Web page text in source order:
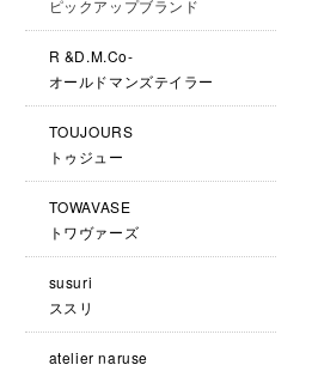
ピックアップブランド
R &D.M.Co-
オールドマンズテイラー
TOUJOURS
トゥジュー
TOWAVASE
トワヴァーズ
susuri
ススリ
atelier naruse